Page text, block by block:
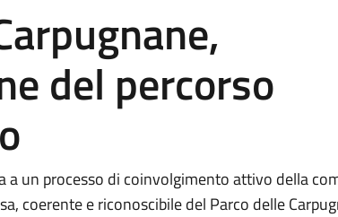
del percorso
a un processo di coinvolgimento attivo della
coerente e riconoscibile del Parco delle